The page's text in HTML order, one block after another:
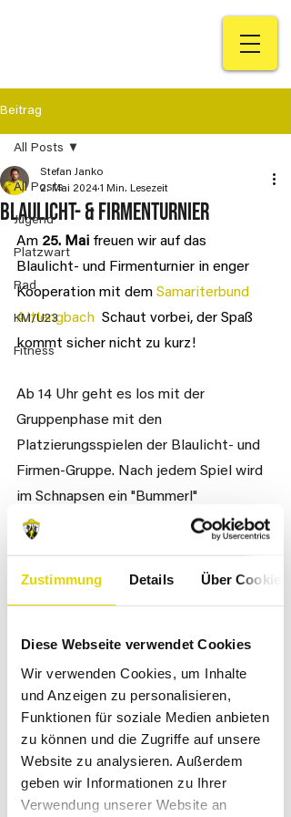
Zustimmung Details Über Cookies
Diese Webseite verwendet Cookies
Wir verwenden Cookies, um Inhalte
und Anzeigen zu personalisieren,
Funktionen für soziale Medien anbieten
zu können und die Zugriffe auf unsere
Website zu analysieren. Außerdem
geben wir Informationen zu Ihrer
Verwendung unserer Website an
Beitrag
All Posts
Jugend
Platzwart
Rad
KM/U23
Fitness
All Posts
Blaulicht- & Firmenturnier
Stefan Janko
2. Mai 2024 1 Min. Lesezeit
Am 25. Mai freuen wir auf das
Blaulicht- und Firmenturnier in enger
Kooperation mit dem Samariterbund
Altlengbach Schaut vorbei, der Spaß
kommt sicher nicht zu kurz!
Ab 14 Uhr geht es los mit der
Gruppenphase mit den
Platzierungsspielen der Blaulicht- und
Firmen-Gruppe. Nach jedem Spiel wird
im Schnapsen ein "Bummerl"
ausgespielt.
In der Finalphase spielen die
Die Plätze 1-4 erwarten attraktive
Sachpreise und für jedes geschossene
Tor werden € 10 an den Samariterbund
gespendet.